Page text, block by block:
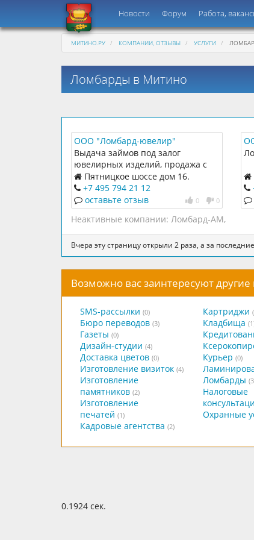
Новости Форум Работа,
МИТИНО.РУ КОМПАНИИ, ОТЗЫВЫ УСЛУГИ
Ломбарды в Митино
ООО "Ломбард-ювелир"
Выдача займов под залог
ювелирных изделий, продажа с
витрины, есть ювелирный
мастер.
Пятницкое шоссе дом 16.
+7 495 794 21 12
0 0
оставьте отзыв
Неактивные компании: Ломбард-АМ,
Вчера эту страницу открыли 2 раза, а за
Возможно вас заинтересуют
SMS-рассылки (0)
Бюро переводов (3)
Газеты (0)
Дизайн-студии (4)
Доставка цветов (0)
Изготовление визиток (4)
Изготовление
памятников (2)
Изготовление
печатей (1)
Кадровые агентства (2)
Картриджи
Кладбища
Курьер (0)
Ломбарды
Налоговые
Охранные
0.1924 сек.